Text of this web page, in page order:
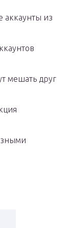
аккаунты из
мешать друг